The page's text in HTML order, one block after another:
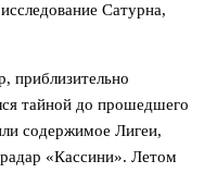
Сатурна,
приблизительно
тайной до прошедшего
содержимое Лигеи,
«Кассини». Летом